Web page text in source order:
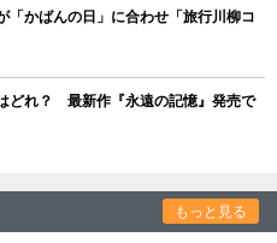
かばんの日」に合わせ「旅行川柳コ
どれ？ 最新作『永遠の記憶』発売で
もっと見る